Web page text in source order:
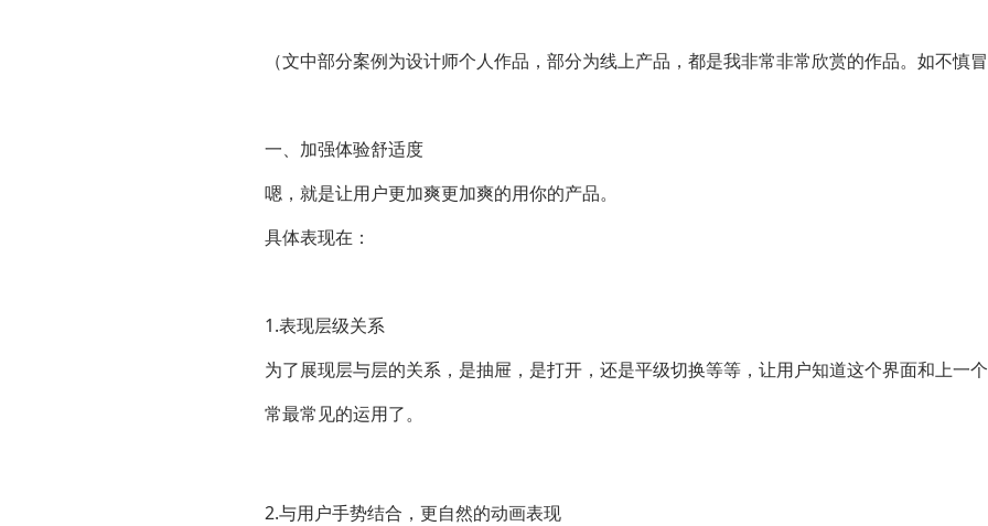
（文中部分案例为设计师个人作品，部分为线上产品，都是我非常非常欣赏的作品。如不慎冒
一、加强体验舒适度
嗯，就是让用户更加爽更加爽的用你的产品。
具体表现在：
1.表现层级关系
为了展现层与层的关系，是抽屉，是打开，还是平级切换等等，让用户知道这个界面和上一
常最常见的运用了。
2.与用户手势结合，更自然的动画表现